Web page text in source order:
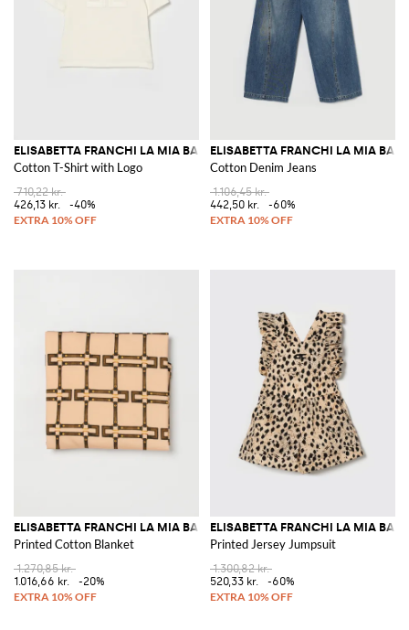
ELISABETTA FRANCHI LA MIA BAMBINA
Cotton T-Shirt with Logo
710,22 kr.
426,13 kr.
-40%
ELISABETTA FRANCHI LA MIA
Cotton Denim Jeans
1.106,45 kr.
442,50 kr.
-60%
ELISABETTA FRANCHI LA MIA BAMBINA
Printed Cotton Blanket
1.270,85 kr.
1.016,66 kr.
-20%
ELISABETTA FRANCHI LA MIA
Printed Jersey Jumpsuit
1.300,82 kr.
520,33 kr.
-60%